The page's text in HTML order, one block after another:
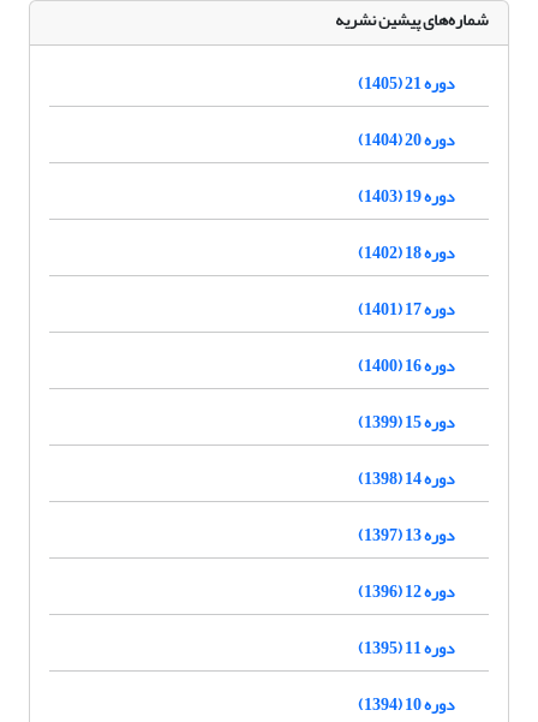
شماره‌های پیشین نشریه
دوره 21 (1405)
دوره 20 (1404)
دوره 19 (1403)
دوره 18 (1402)
دوره 17 (1401)
دوره 16 (1400)
دوره 15 (1399)
دوره 14 (1398)
دوره 13 (1397)
دوره 12 (1396)
دوره 11 (1395)
دوره 10 (1394)